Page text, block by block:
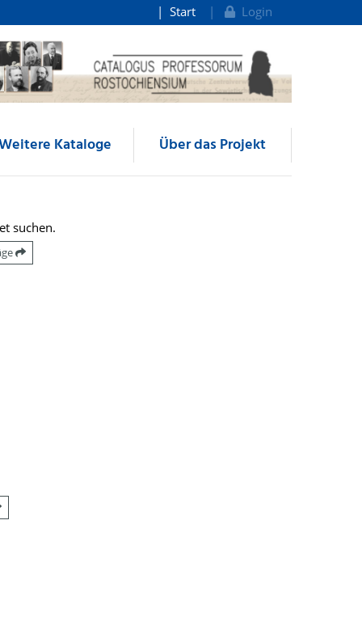
Start Login
Kataloge Über das Projekt
suchen.